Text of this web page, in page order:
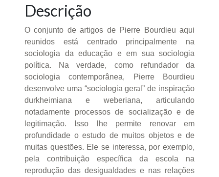
Descrição
O conjunto de artigos de Pierre Bourdieu aqui
reunidos está centrado principalmente na
sociologia da educação e em sua sociologia
política. Na verdade, como refundador da
sociologia contemporânea, Pierre Bourdieu
desenvolve uma “sociologia geral” de inspiração
durkheimiana e weberiana, articulando
notadamente processos de socialização e de
legitimação. Isso lhe permite renovar em
profundidade o estudo de muitos objetos e de
muitas questões. Ele se interessa, por exemplo,
pela contribuição específica da escola na
reprodução das desigualdades e nas relações